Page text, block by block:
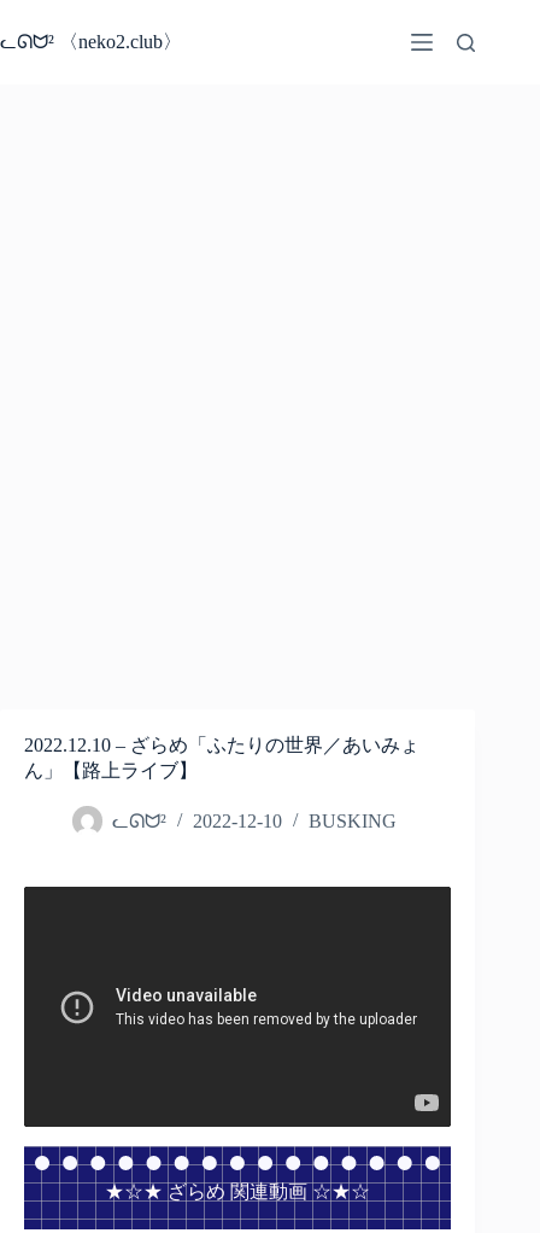
ン
ᓚᘏᗢ² 〈neko2.club〉
2022.12.10 – ざらめ「ふたりの世界／あいみょ
ん」【路上ライブ】
ᓚᘏᗢ² 2022-12-10 BUSKING
★☆★ ざらめ 関連動画 ☆★☆